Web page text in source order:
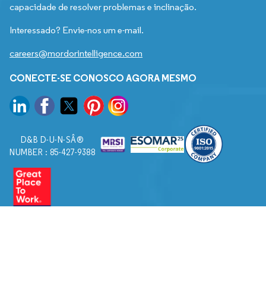
capacidade de resolver problemas e inclinação.
Interessado? Envie-nos um e-mail.
careers@mordorintelligence.com
CONECTE-SE CONOSCO AGORA MESMO
D&B D-U-N-SÂ®
NUMBER : 85-427-9388